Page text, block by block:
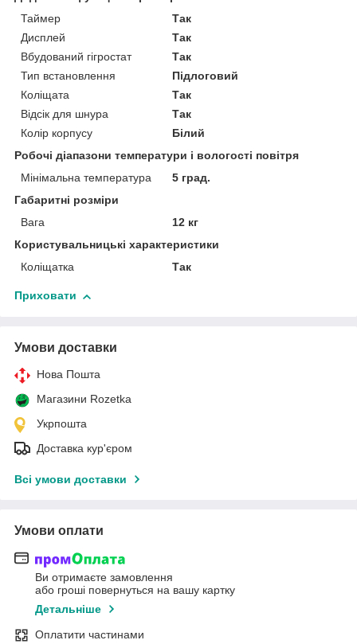
Таймер
Так
Дисплей
Так
Вбудований гігростат
Так
Тип встановлення
Підлоговий
Коліщата
Так
Відсік для шнура
Так
Колір корпусу
Білий
Робочі діапазони температури і вологості повітря
Мінімальна температура
5 град.
Габаритні розміри
Вага
12 кг
Користувальницькі характеристики
Коліщатка
Так
Приховати
Умови доставки
Нова Пошта
Магазини Rozetka
Укрпошта
Доставка кур'єром
Всі умови доставки
Умови оплати
Ви отримаєте замовлення
або гроші повернуться на вашу картку
Детальніше
Оплатити частинами